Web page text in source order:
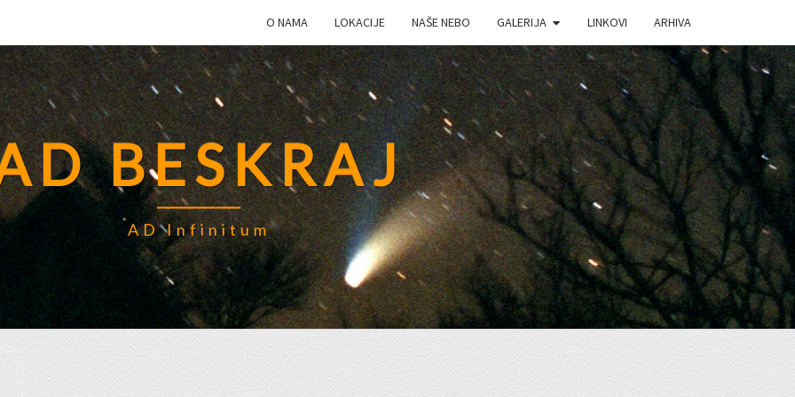
O NAMA LOKACIJE NAŠE NEBO GALERIJA LINKOVI ARHIVA
BESKRAJ
AD Infinitum